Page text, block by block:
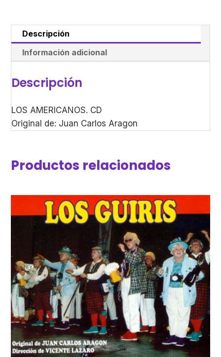
Descripción
Información adicional
Descripción
LOS AMERICANOS. CD
Original de: Juan Carlos Aragon
Productos relacionados